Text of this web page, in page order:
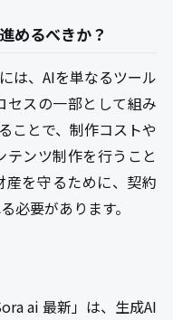
めるべきか？
は、AIを単なるツール
セスの一部として組み
ことで、制作コストや
ンツ制作を行うこと
を守るために、契約
必要があります。
ai 最新」は、生成AI